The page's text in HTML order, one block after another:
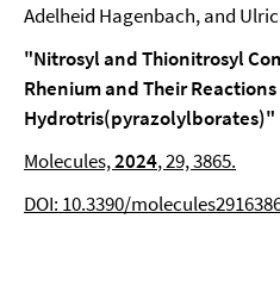
Adelheid Hagenbach, and
"Nitrosyl and Thionitrosyl
Rhenium and Their
Hydrotris(pyrazolylborates)"
Molecules,2024, 29, 3865.
DOI: 10.3390/